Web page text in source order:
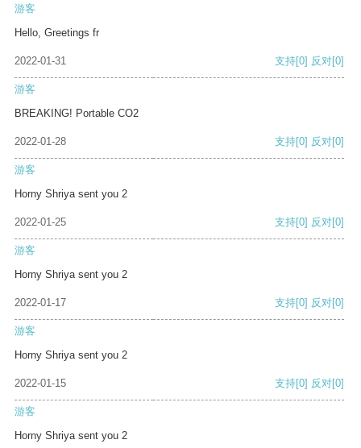
游客
Hello, Greetings fr
2022-01-31 支持[0] 反对[0]
游客
BREAKING! Portable CO2
2022-01-28 支持[0] 反对[0]
游客
Horny Shriya sent you 2
2022-01-25 支持[0] 反对[0]
游客
Horny Shriya sent you 2
2022-01-17 支持[0] 反对[0]
游客
Horny Shriya sent you 2
2022-01-15 支持[0] 反对[0]
游客
Horny Shriya sent you 2